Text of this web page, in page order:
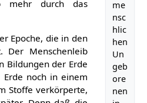
me
nsc
hlic
hen
Un
geb
ore
nen
mehr durch das
Epoche, die in den
Der Menschenleib
Bildungen der Erde
noch in einem
Stoffe verkörperte,